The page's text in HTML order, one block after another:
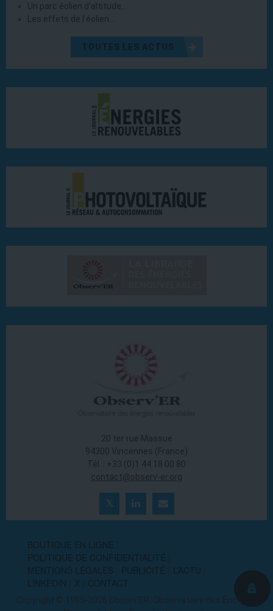
Un parc éolien d’altitude…
Les effets de l’éolien…
TOUTES LES ACTUS
20 ter rue Massue
94300 Vincennes (France)
Tél. : +33 (0)1 44 18 00 80
contact@observ-er.org
BOUTIQUE EN LIGNE
POLITIQUE DE CONFIDENTIALITÉ
MENTIONS LÉGALES
PUBLICITÉ
L’ACTU
LINKEDIN
X CONTACT
Copyright © 1985-2026 Observ'ER, Observatoire des Énergies